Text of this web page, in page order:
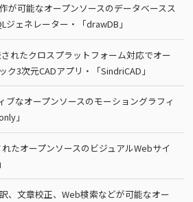
が可能なオープンソースのデータベースス
ジェネレーター・「drawDB」
れたクロスプラットフォーム対応でオー
ク3次元CADアプリ・「SindriCAD」
ブなオープンソースのモーショングラフィ
」
たオープンソースのビジュアルWebサイ
、文章校正、Web検索などが可能なオー